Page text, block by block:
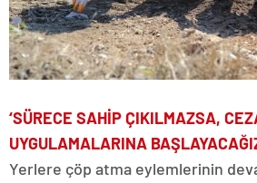
‘SÜRECE SAHİP ÇIKILMAZSA,
UYGULAMALARINA
Yerlere çöp atma eylemlerinin